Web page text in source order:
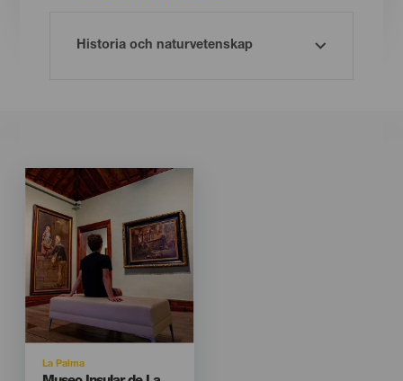
Imagen
Listado
Imagen
Isla
La Palma